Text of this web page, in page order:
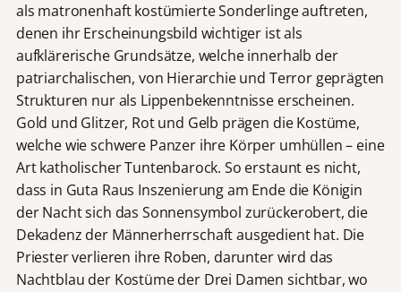
als matronenhaft kostümierte Sonderlinge auftreten,
denen ihr Erscheinungsbild wichtiger ist als
aufklärerische Grundsätze, welche innerhalb der
patriarchalischen, von Hierarchie und Terror geprägten
Strukturen nur als Lippenbekenntnisse erscheinen.
Gold und Glitzer, Rot und Gelb prägen die Kostüme,
welche wie schwere Panzer ihre Körper umhüllen – eine
Art katholischer Tuntenbarock. So erstaunt es nicht,
dass in Guta Raus Inszenierung am Ende die Königin
der Nacht sich das Sonnensymbol zurückerobert, die
Dekadenz der Männerherrschaft ausgedient hat. Die
Priester verlieren ihre Roben, darunter wird das
Nachtblau der Kostüme der Drei Damen sichtbar, wo